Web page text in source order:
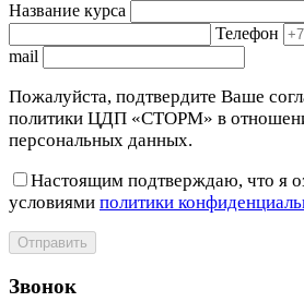
Название курса
Телефон
mail
Пожалуйста, подтвердите Ваше
политики ЦДП «СТОРМ» в
персональных данных.
Настоящим подтверждаю, что я
условиями политики
Отправить
Звонок